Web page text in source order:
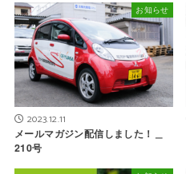
お知らせ
2023.12.11
メールマガジン配信しました！＿
210号